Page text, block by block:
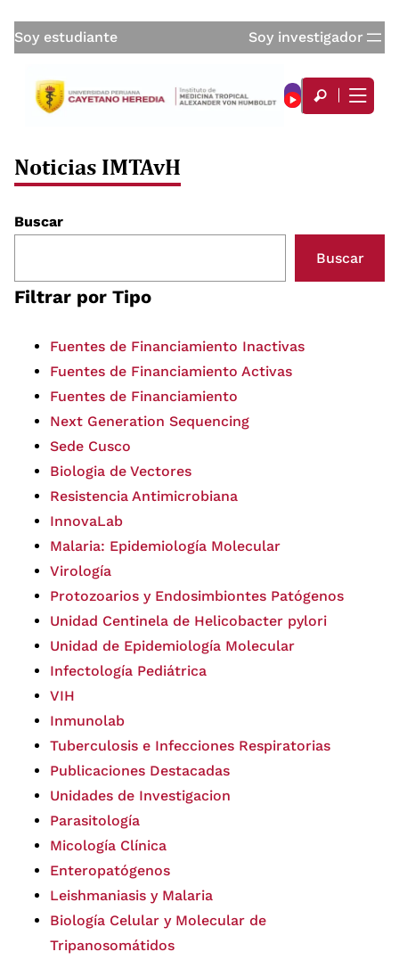
Soy estudiante Soy investigador
Noticias IMTAvH
Buscar
Buscar
Filtrar por Tipo
Fuentes de Financiamiento Inactivas
Fuentes de Financiamiento Activas
Fuentes de Financiamiento
Next Generation Sequencing
Sede Cusco
Biologia de Vectores
Resistencia Antimicrobiana
InnovaLab
Malaria: Epidemiología Molecular
Virología
Protozoarios y Endosimbiontes Patógenos
Unidad Centinela de Helicobacter pylori
Unidad de Epidemiología Molecular
Infectología Pediátrica
VIH
Inmunolab
Tuberculosis e Infecciones Respiratorias
Publicaciones Destacadas
Unidades de Investigacion
Parasitología
Micología Clínica
Enteropatógenos
Leishmaniasis y Malaria
Biología Celular y Molecular de
Tripanosomátidos